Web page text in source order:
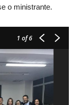
o ministrante.
1 of 6